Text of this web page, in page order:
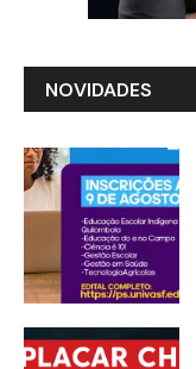
NOVIDADES